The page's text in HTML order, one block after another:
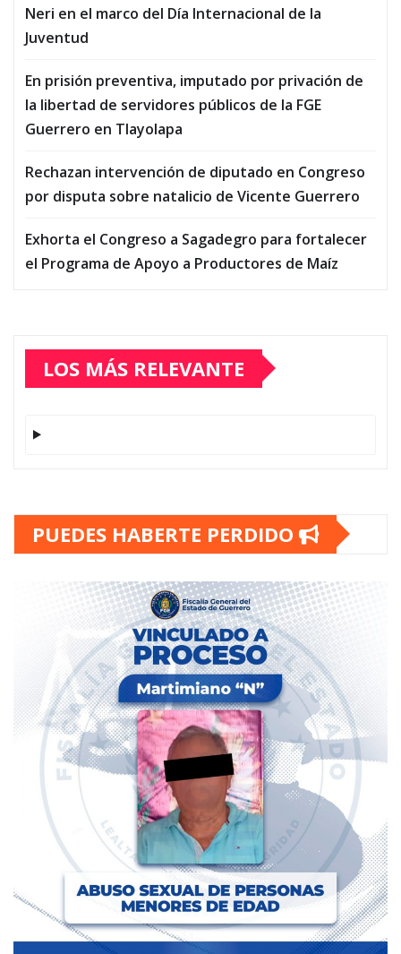
Neri en el marco del Día Internacional de la
Juventud
En prisión preventiva, imputado por privación de
la libertad de servidores públicos de la FGE
Guerrero en Tlayolapa
Rechazan intervención de diputado en Congreso
por disputa sobre natalicio de Vicente Guerrero
Exhorta el Congreso a Sagadegro para fortalecer
el Programa de Apoyo a Productores de Maíz
LOS MÁS RELEVANTE
PUEDES HABERTE PERDIDO